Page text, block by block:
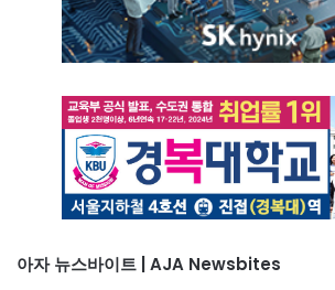
아자 뉴스바이트 | AJA Newsbites